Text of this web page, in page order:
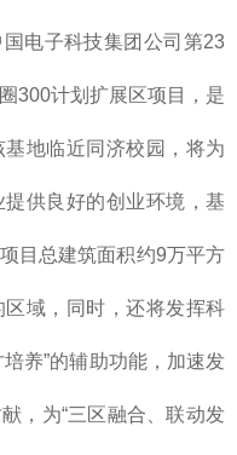
电子科技集团公司第23
300计划扩展区项目，是
地临近同济校园，将为
供良好的创业环境，基
目总建筑面积约9万平方
域，同时，还将发挥科
养”的辅助功能，加速发
，为“三区融合、联动发